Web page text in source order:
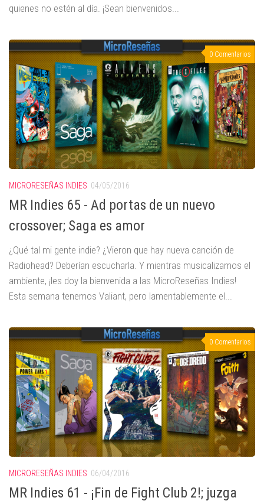
quienes no estén al día. ¡Sean bienvenidos...
0 Comentarios
MICRORESEÑAS INDIES 04/05/2016
MR Indies 65 - Ad portas de un nuevo
crossover; Saga es amor
¿Qué tal mi gente indie? ¿Vieron que hay nueva canción de
Radiohead? Deberían escucharla. Y mientras musicalizamos el
ambiente, ¡les doy la bienvenida a las MicroReseñas Indies!
Esta semana tenemos Valiant, pero lamentablemente el...
0 Comentarios
MICRORESEÑAS INDIES 06/04/2016
MR Indies 61 - ¡Fin de Fight Club 2!; juzga